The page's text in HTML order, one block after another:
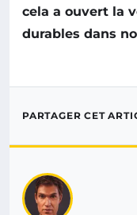
cela a ouvert la
durables dans
PARTAGER CET